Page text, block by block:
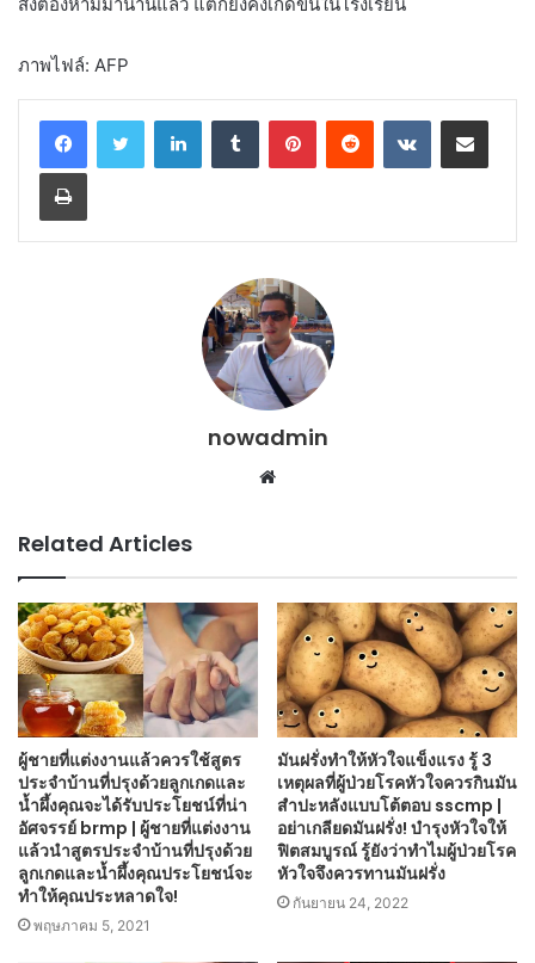
ภาพไฟล์: AFP
LinkedInTumblr PinterestReddit VKontakteShare via Email
Print
nowadmin
Website
Related Articles
ผู้ชายที่แต่งงานแล้วควรใช้สูตร
ประจำบ้านที่ปรุงด้วยลูกเกดและ
น้ำผึ้งคุณจะได้รับประโยชน์ที่น่า
อัศจรรย์ brmp | ผู้ชายที่แต่งงาน
แล้วนำสูตรประจำบ้านที่ปรุงด้วย
ลูกเกดและน้ำผึ้งคุณประโยชน์จะ
ทำให้คุณประหลาดใจ!
พฤษภาคม 5, 2021
มันฝรั่งทำให้หัวใจแข็งแรง รู้ 3
เหตุผลที่ผู้ป่วยโรคหัวใจควรกินมัน
สำปะหลังแบบโต้ตอบ sscmp |
อย่าเกลียดมันฝรั่ง! บำรุงหัวใจให้
ฟิตสมบูรณ์ รู้ยังว่าทำไมผู้ป่วยโรค
หัวใจจึงควรทานมันฝรั่ง
กันยายน 24, 2022